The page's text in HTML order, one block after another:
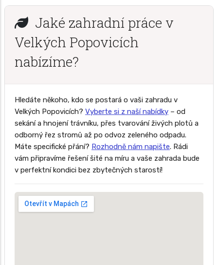
Jaké zahradní práce v
Velkých Popovicích
nabízíme?
Hledáte někoho, kdo se postará o vaši zahradu v
Velkých Popovicích? Vyberte si z naší nabídky – od
sekání a hnojení trávníku, přes tvarování živých plotů a
odborný řez stromů až po odvoz zeleného odpadu.
Máte specifické přání? Rozhodně nám napište. Rádi
vám připravíme řešení šité na míru a vaše zahrada bude
v perfektní kondici bez zbytečných starostí!